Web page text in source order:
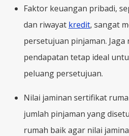
Faktor keuangan pribadi,
dan riwayat kredit, sangat
persetujuan pinjaman.
pendapatan tetap ideal
peluang persetujuan.
Nilai jaminan sertifikat
jumlah pinjaman yang
rumah baik agar nilai